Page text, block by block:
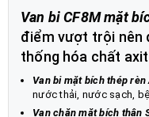
Van bi CF8M mặt
điểm vượt trội nên
thống hóa chất
Van bi mặt bích thép rèn
nước thải, nước sạch,
Van chặn mặt bích thân